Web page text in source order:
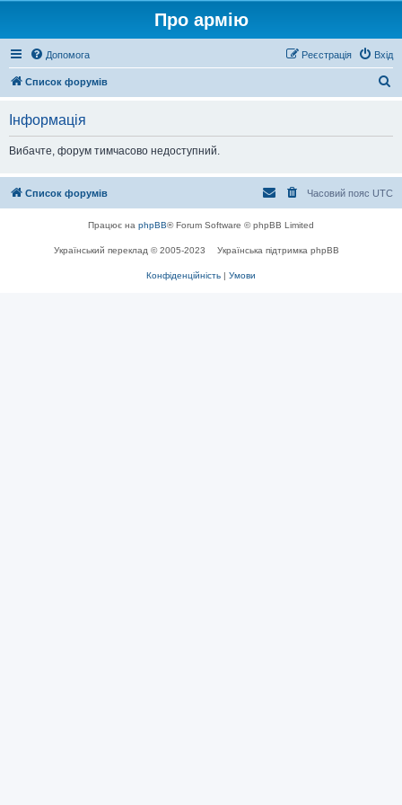
Про армію
Допомога Вхід
Реєстрація
Список форумів
Інформація
Вибачте, форум тимчасово недоступний.
Список форумів Часовий пояс UTC
Працює на phpBB® Forum Software © phpBB Limited
Український переклад © 2005-2023 Українська підтримка phpBB
Конфіденційність | Умови